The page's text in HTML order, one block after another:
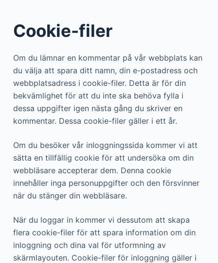
Cookie-filer
Om du lämnar en kommentar på vår webbplats kan
du välja att spara ditt namn, din e-postadress och
webbplatsadress i cookie-filer. Detta är för din
bekvämlighet för att du inte ska behöva fylla i
dessa uppgifter igen nästa gång du skriver en
kommentar. Dessa cookie-filer gäller i ett år.
Om du besöker vår inloggningssida kommer vi att
sätta en tillfällig cookie för att undersöka om din
webbläsare accepterar dem. Denna cookie
innehåller inga personuppgifter och den försvinner
när du stänger din webbläsare.
När du loggar in kommer vi dessutom att skapa
flera cookie-filer för att spara information om din
inloggning och dina val för utformning av
skärmlayouten. Cookie-filer för inloggning gäller i